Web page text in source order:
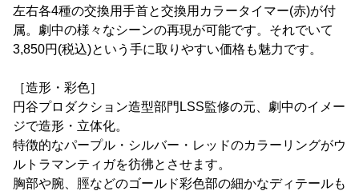
左右各4種の交換用手首と交換用カラータイマー(赤)が付
属。劇中の様々なシーンの再現が可能です。それでいて
3,850円(税込)という手に取りやすい価格も魅力です。
［造形・彩色］
円谷プロダクション造型部門LSS監修の元、劇中のイメー
ジで造形・立体化。
特徴的なパープル・シルバー・レッドのカラーリングがウ
ルトラマンティガを彷彿とさせます。
胸部や腕、脛などのゴールド彩色部の細かなディテールも